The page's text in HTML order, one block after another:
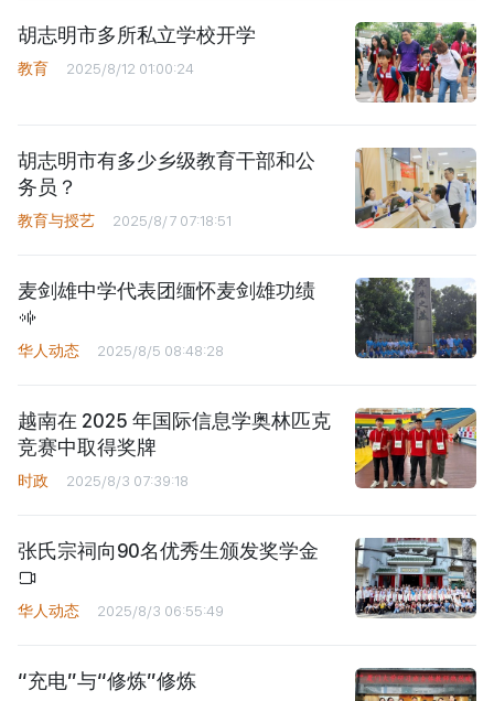
胡志明市多所私立学校开学
教育 2025/8/12 01:00:24
胡志明市有多少乡级教育干部和公
务员？
教育与授艺 2025/8/7 07:18:51
麦剑雄中学代表团缅怀麦剑雄功绩
华人动态 2025/8/5 08:48:28
越南在 2025 年国际信息学奥林匹克
竞赛中取得奖牌
时政 2025/8/3 07:39:18
张氏宗祠向90名优秀生颁发奖学金
华人动态 2025/8/3 06:55:49
“充电”与“修炼”修炼